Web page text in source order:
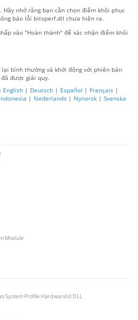
Hãy nhớ rằng bạn cần chọn điểm khôi phục
báo lỗi bitsperf.dll chưa hiện ra.
vào "Hoàn thành" để xác nhận điểm khôi
bình thường và khởi động với phiên bản
được giải quy.
English | Deutsch | Español | Français |
| Nederlands | Nynorsk | Svenska
Module
System Profile HardwareId DLL